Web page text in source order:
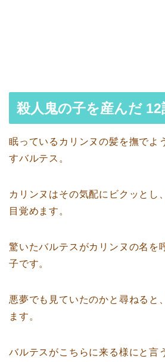
殺人鬼の子を産んだ
眠っているカリンヌの髪を撫でよ
すバルテス。
カリンヌはその気配にビクッとし
目覚めます。
驚いたバルテスがカリンヌの名を
子です。
悪夢でも見ていたのかと尋ねると
ます。
バルテスがこちらに来る様にと言